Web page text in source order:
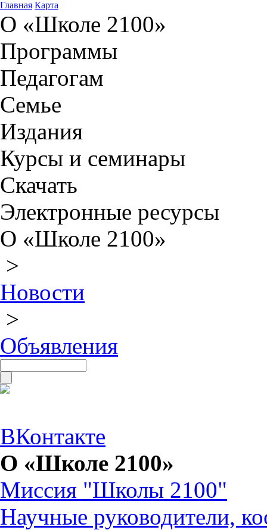
Главная Карта
О «Школе 2100»
Программы
Педагогам
Семье
Издания
Курсы и семинары
Скачать
Электронные ресурсы
О «Школе 2100»
>
Новости
>
Объявления
ВКонтакте
О «Школе 2100»
Миссия "Школы 2100"
Научные руководители,